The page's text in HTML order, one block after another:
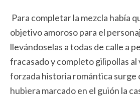
Para completar la mezcla había
objetivo amoroso para el
llevándoselas a todas de calle a
fracasado y completo gilipollas al
forzada historia romántica surge
hubiera marcado en el guión la